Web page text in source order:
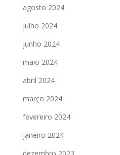
agosto 2024
julho 2024
junho 2024
maio 2024
abril 2024
março 2024
fevereiro 2024
janeiro 2024